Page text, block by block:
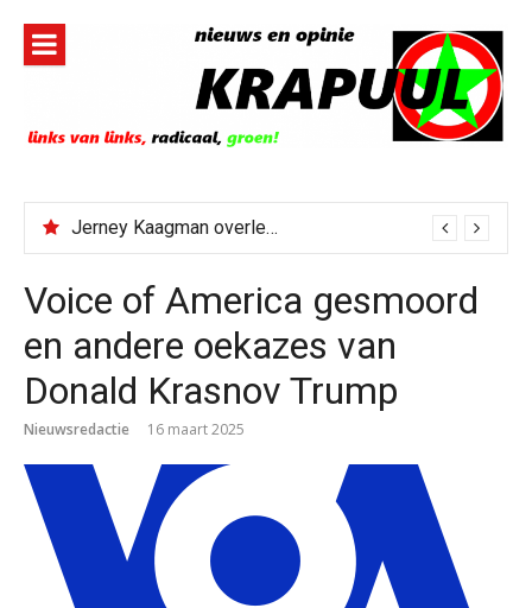
inhoud
Jerney Kaagman overleden
Voice of America gesmoord
en andere oekazes van
Donald Krasnov Trump
Nieuwsredactie 16 maart 2025